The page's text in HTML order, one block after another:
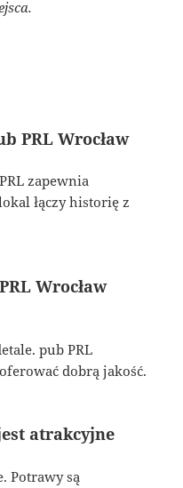
PRL Wrocław
zapewnia
łączy historię z
Wrocław
pub PRL
dobrą jakość.
atrakcyjne
Potrawy są